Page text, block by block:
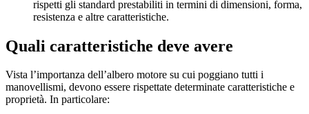
rispetti gli standard prestabiliti in termini di dimensioni, forma,
resistenza e altre caratteristiche.
Quali caratteristiche deve avere
Vista l’importanza dell’albero motore su cui poggiano tutti i
manovellismi, devono essere rispettate determinate caratteristiche e
proprietà. In particolare: